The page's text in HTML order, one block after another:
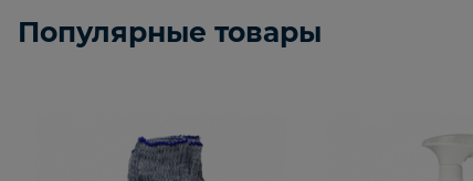
Популярные товары